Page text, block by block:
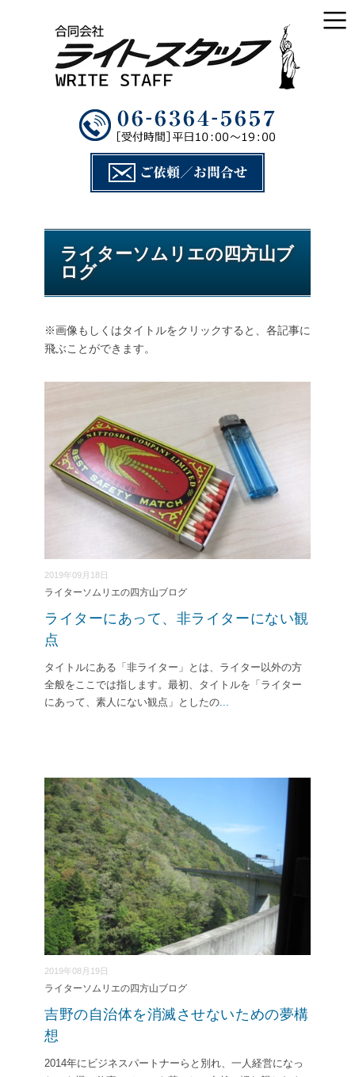
ライターソムリエの四方山ブ
ログ
※画像もしくはタイトルをクリックすると、各記事に
飛ぶことができます。
2019年09月18日
ライターソムリエの四方山ブログ
ライターにあって、非ライターにない観
点
タイトルにある「非ライター」とは、ライター以外の方
全般をここでは指します。最初、タイトルを「ライター
にあって、素人にない観点」としたの...
2019年08月19日
ライターソムリエの四方山ブログ
吉野の自治体を消滅させないための夢構
想
2014年にビジネスパートナーらと別れ、一人経営になっ